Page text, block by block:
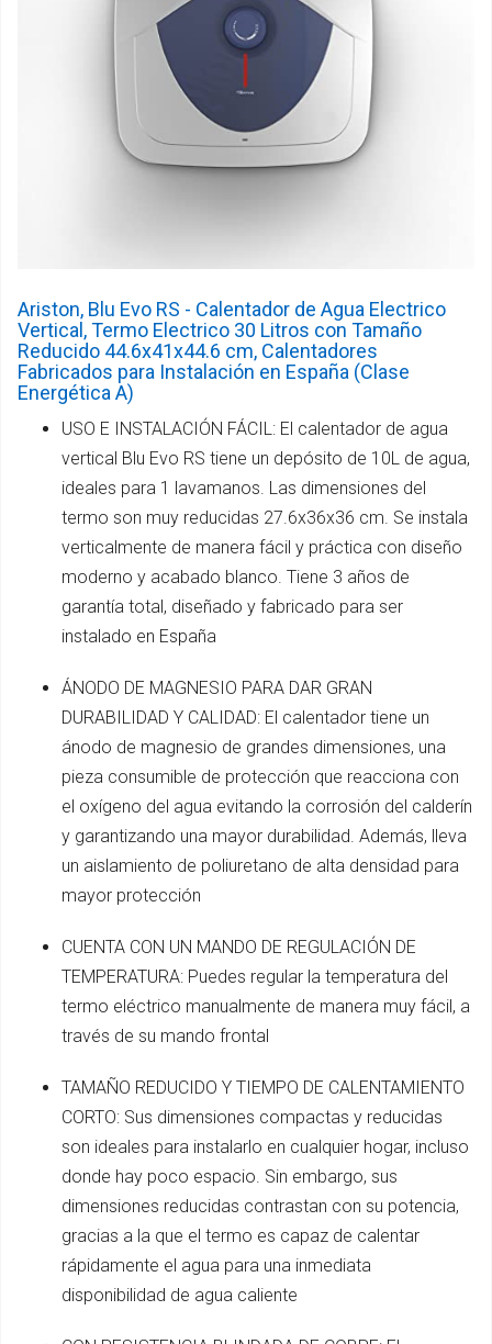
Ariston, Blu Evo RS - Calentador de Agua Electrico
Vertical, Termo Electrico 30 Litros con Tamaño
Reducido 44.6x41x44.6 cm, Calentadores
Fabricados para Instalación en España (Clase
Energética A)
USO E INSTALACIÓN FÁCIL: El calentador de agua
vertical Blu Evo RS tiene un depósito de 10L de agua,
ideales para 1 lavamanos. Las dimensiones del
termo son muy reducidas 27.6x36x36 cm. Se instala
verticalmente de manera fácil y práctica con diseño
moderno y acabado blanco. Tiene 3 años de
garantía total, diseñado y fabricado para ser
instalado en España
ÁNODO DE MAGNESIO PARA DAR GRAN
DURABILIDAD Y CALIDAD: El calentador tiene un
ánodo de magnesio de grandes dimensiones, una
pieza consumible de protección que reacciona con
el oxígeno del agua evitando la corrosión del calderín
y garantizando una mayor durabilidad. Además, lleva
un aislamiento de poliuretano de alta densidad para
mayor protección
CUENTA CON UN MANDO DE REGULACIÓN DE
TEMPERATURA: Puedes regular la temperatura del
termo eléctrico manualmente de manera muy fácil, a
través de su mando frontal
TAMAÑO REDUCIDO Y TIEMPO DE CALENTAMIENTO
CORTO: Sus dimensiones compactas y reducidas
son ideales para instalarlo en cualquier hogar, incluso
donde hay poco espacio. Sin embargo, sus
dimensiones reducidas contrastan con su potencia,
gracias a la que el termo es capaz de calentar
rápidamente el agua para una inmediata
disponibilidad de agua caliente